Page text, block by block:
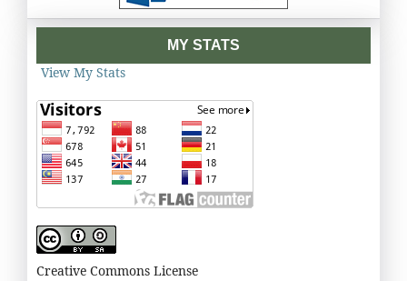
MY STATS
View My Stats
Creative Commons License